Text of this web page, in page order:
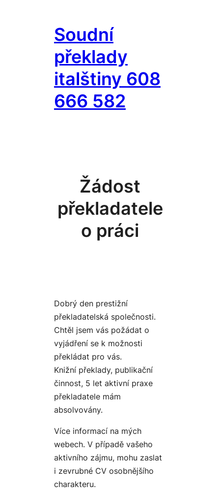
obsahSoudní
překlady
italštiny 608
666 582
Žádost
překladatele
o práci
Dobrý den prestižní
překladatelská společnosti.
Chtěl jsem vás požádat o
vyjádření se k možnosti
překládat pro vás.
Knižní překlady, publikační
činnost, 5 let aktivní praxe
překladatele mám
absolvovány.
Více informací na mých
webech. V případě vašeho
aktivního zájmu, mohu zaslat
i zevrubné CV osobnějšího
charakteru.